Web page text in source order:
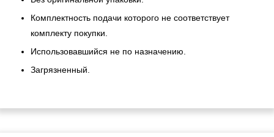
Комплектность подачи которого не соответствует
комплекту покупки.
Использовавшийся не по назначению.
Загрязненный.